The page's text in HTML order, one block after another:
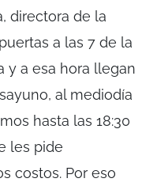
directora de la
a las 7 de la
y a esa hora llegan
al mediodía
hasta las 18:30
les pide
costos. Por eso